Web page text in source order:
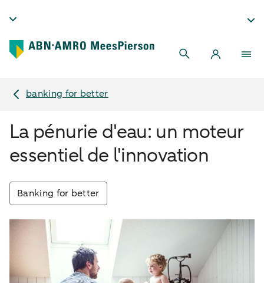
banking for better
La pénurie d'eau: un moteur
essentiel de l'innovation
Banking for better